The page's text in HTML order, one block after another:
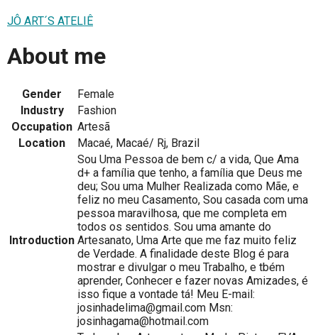
JÔ ART´S ATELIÊ
About me
Gender
Female
Industry
Fashion
Occupation Artesã
Location
Macaé, Macaé/ Rj, Brazil
Introduction
Sou Uma Pessoa de bem c/ a vida, Que Ama
d+ a família que tenho, a família que Deus me
deu; Sou uma Mulher Realizada como Mãe, e
feliz no meu Casamento, Sou casada com uma
pessoa maravilhosa, que me completa em
todos os sentidos. Sou uma amante do
Artesanato, Uma Arte que me faz muito feliz
de Verdade. A finalidade deste Blog é para
mostrar e divulgar o meu Trabalho, e tbém
aprender, Conhecer e fazer novas Amizades, é
isso fique a vontade tá! Meu E-mail:
josinhadelima@gmail.com Msn:
josinhagama@hotmail.com